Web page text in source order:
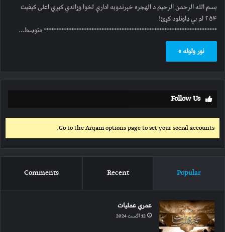
بسم الله الرحمن الرحیم د الهجره خپرندویه ادارې لخوا وړاندې کیږي اعلی کیفیت
۲۵۴ ام بي ډاونلود کړئ!
********************************************************************* متوسط…
نور ولوله »
Follow Us
Go to the Arqam options page to set your social accounts.
Popular
Recent
Comments
عمري عملیات
12 اگست 2024